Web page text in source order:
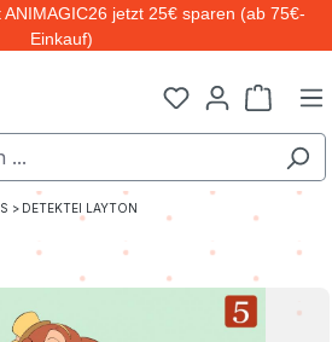
jetzt 25€ sparen (ab 75€-
Einkauf)
> DETEKTEI LAYTON